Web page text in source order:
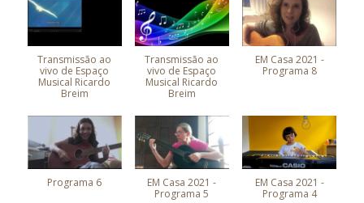
Transmissão ao
vivo de Espaço
Musical Ricardo
Breim
Transmissão ao
vivo de Espaço
Musical Ricardo
Breim
EM Casa 2021 -
Programa 8
Programa 6
EM Casa 2021 -
Programa 5
EM Casa 2021 -
Programa 4